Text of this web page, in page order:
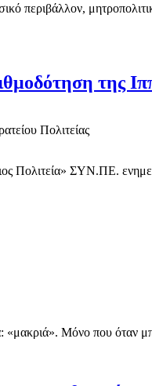
περιβάλλον,
της
Πολιτεία» ΣΥΝ.ΠΕ.
Μόνο που όταν